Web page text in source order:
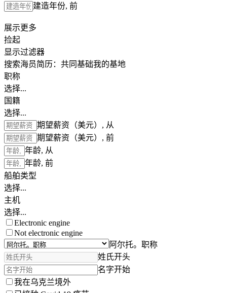
建造年份, 前
展示更多
捡起
显示过滤器
搜索海员简历： 共同基础我的基地
职称
选择...
国籍
选择...
期望薪资（美元）, 从
期望薪资（美元）, 前
年龄, 从
年龄, 前
船舶类型
选择...
主机
选择...
Electronic engine
Not electronic engine
阿尔托。职称
姓氏开头
名字开始
我在乌克兰境外